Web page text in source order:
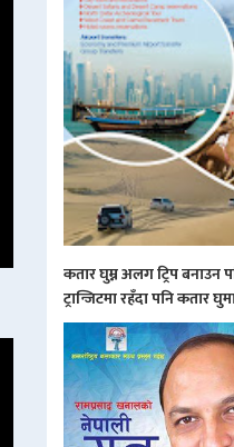
कतार घुम्न अलग ट्रिप बनाउन
ट्रान्जिटमा रहँदा पनि कतार